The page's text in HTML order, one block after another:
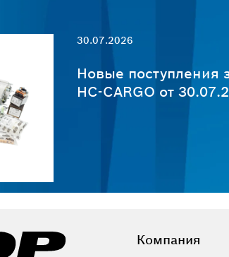
30.07.2026
Новые поступления
HC-CARGO от
Компания